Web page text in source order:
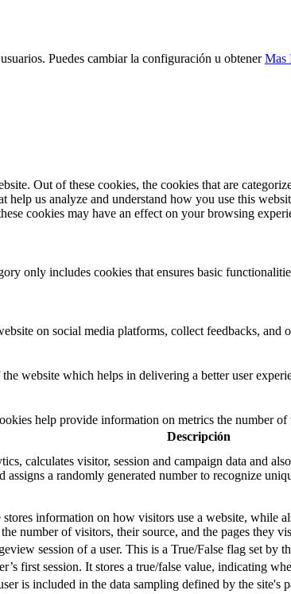
Puedes cambiar la configuración u obtenerMas
Out of these cookies, the cookies that are
us analyze and understand how you use this
cookies may have an effect on your browsing
only includes cookies that ensures basic
on social media platforms, collect feedbacks, and
website which helps in delivering a better user
help provide information on metrics the number
Descripción
calculates visitor, session and campaign data and
a randomly generated number to recognize
information on how visitors use a website, while
number of visitors, their source, and the pages they
session of a user. This is a True/False flag set by
first session. It stores a true/false value, indicating
is included in the data sampling defined by the site's